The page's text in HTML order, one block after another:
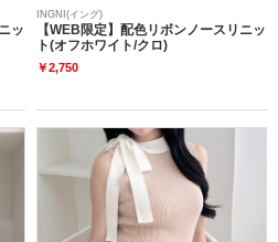
ッ
INGNI(イング)
【WEB限定】配色リボンノースリニッ
ト(オフホワイト/クロ)
￥2,750